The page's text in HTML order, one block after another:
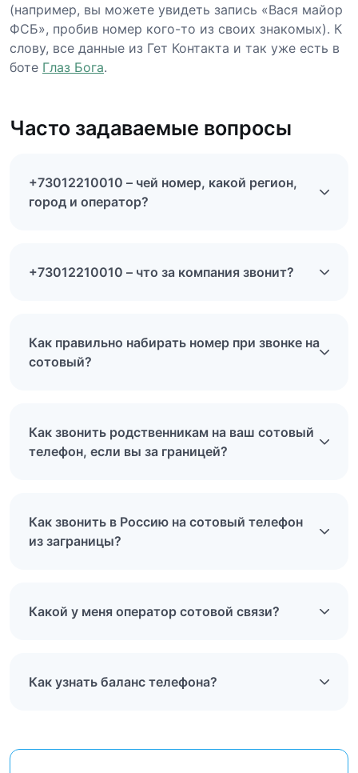
(например, вы можете увидеть запись «Вася майор
ФСБ», пробив номер кого-то из своих знакомых). К
слову, все данные из Гет Контакта и так уже есть в
боте Глаз Бога.
Часто задаваемые вопросы
+73012210010 – чей номер, какой регион,
город и оператор?
+73012210010 – что за компания звонит?
Как правильно набирать номер при звонке на
сотовый?
Как звонить родственникам на ваш сотовый
телефон, если вы за границей?
Как звонить в Россию на сотовый телефон
из заграницы?
Какой у меня оператор сотовой связи?
Как узнать баланс телефона?